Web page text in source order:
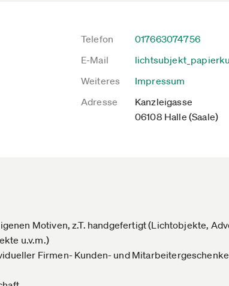
Telefon
017663074756
E-Mail
Weiteres
Impressum
Adresse
Kanzleigasse
06108 Halle (Saale)
Motiven, z.T. handgefertigt (Lichtobjekte,
u.v.m.)
Firmen- Kunden- und